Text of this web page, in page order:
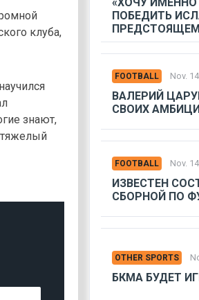
клуба,
знают,
тяжелый
ПОБЕДИТЬ
FOOTBALL Nov.
ВАЛЕРИЙ
СВОИХ
FOOTBALL Nov.
ИЗВЕСТЕН
СБОРНОЙ ПО
OTHER SPORTS
БКМА БУДЕТ